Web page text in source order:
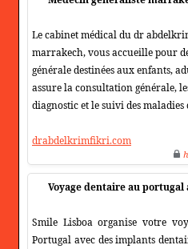
Le cabinet médical du dr
marrakech, vous accueille pour
générale destinées aux enfants,
assure la consultation générale,
diagnostic et le suivi des
drabdelkrimfikri.com
Voyage dentaire au portugal
Smile Lisboa organise votre
Portugal avec des implants